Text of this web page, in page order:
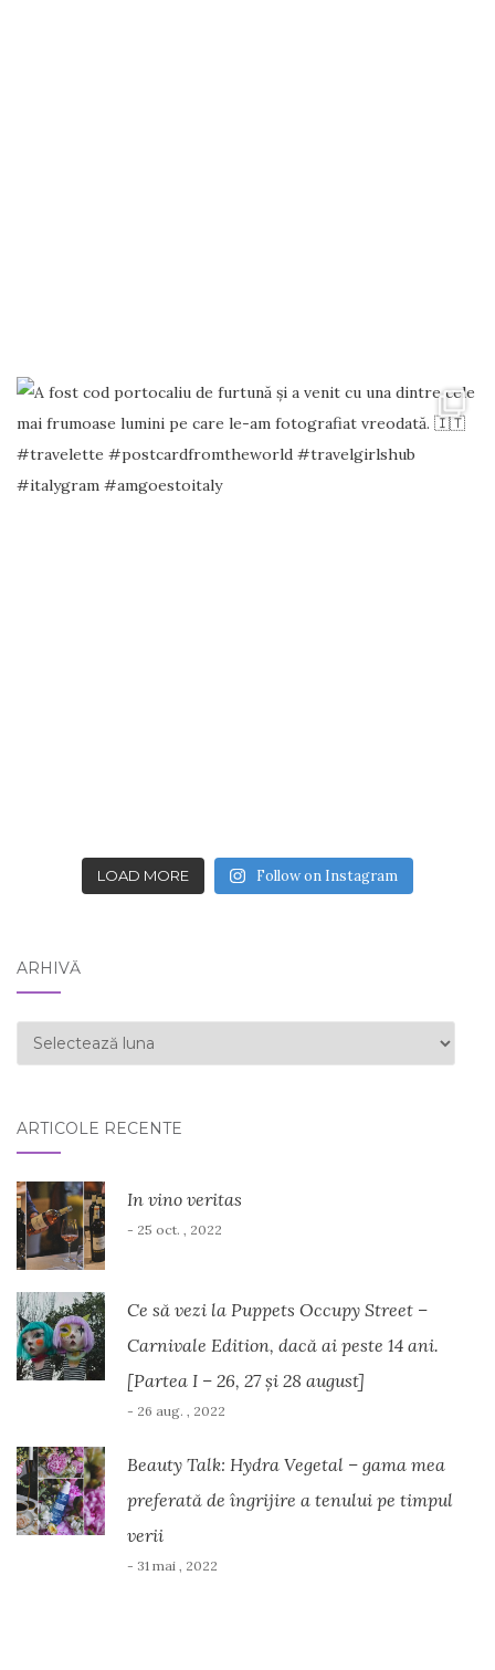
LOAD MORE Follow on Instagram
ARHIVĂ
ARHIVĂ
ARTICOLE RECENTE
In vino veritas
- 25 oct. , 2022
Ce să vezi la Puppets Occupy Street –
Carnivale Edition, dacă ai peste 14 ani.
[Partea I – 26, 27 și 28 august]
- 26 aug. , 2022
Beauty Talk: Hydra Vegetal – gama mea
preferată de îngrijire a tenului pe timpul
verii
- 31 mai , 2022